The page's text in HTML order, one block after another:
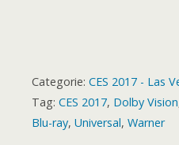
Categorie: CES 2017 - Las
Tag: CES 2017, Dolby Vision
Blu-ray, Universal, Warner